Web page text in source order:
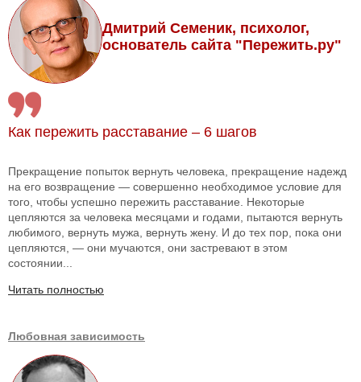
Дмитрий Семеник, психолог,
основатель сайта "Пережить.ру"
Как пережить расставание – 6 шагов
Прекращение попыток вернуть человека, прекращение надежд
на его возвращение — совершенно необходимое условие для
того, чтобы успешно пережить расставание. Некоторые
цепляются за человека месяцами и годами, пытаются вернуть
любимого, вернуть мужа, вернуть жену. И до тех пор, пока они
цепляются, — они мучаются, они застревают в этом
состоянии...
Читать полностью
Любовная зависимость